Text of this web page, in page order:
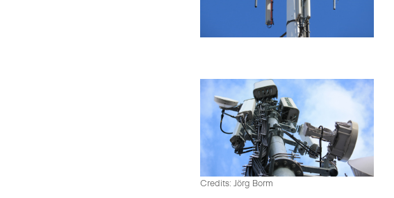
Credits: Jörg Borm